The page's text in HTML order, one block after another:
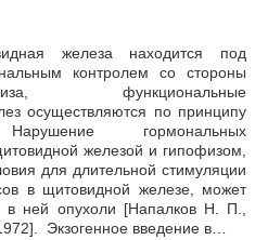
железа находится под
контролем со стороны
функциональные
осуществляются по принципу
гормональных
железой и гипофизом,
для длительной стимуляции
в щитовидной железе, может
в ней опухоли [Напалков Н. П.,
Экзогенное введение в…